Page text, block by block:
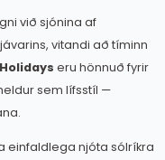
við sjónina af
vitandi að tíminn
eru hönnuð fyrir
sem lífsstíl —
einfaldlega njóta sólríkra